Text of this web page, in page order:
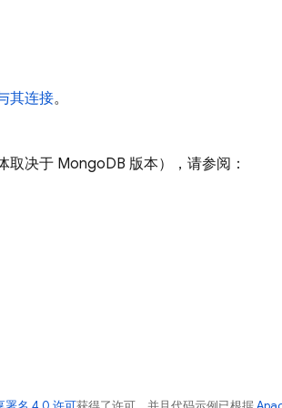
其连接。
取决于 MongoDB 版本），请参阅：